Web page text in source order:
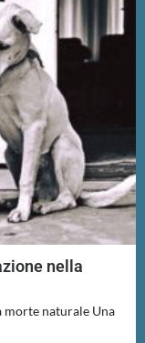
nella
morte naturale Una